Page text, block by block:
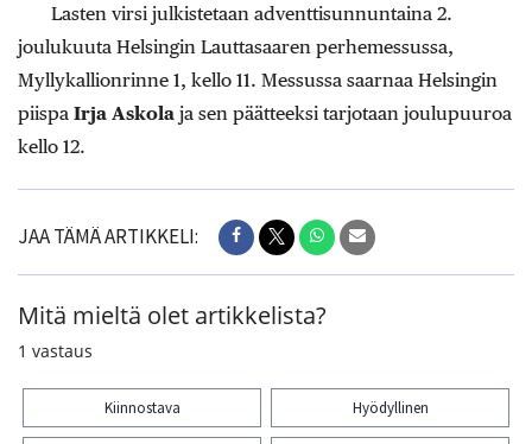
Lasten virsi julkistetaan adventtisunnuntaina 2.
joulukuuta Helsingin Lauttasaaren perhemessussa,
Myllykallionrinne 1, kello 11. Messussa saarnaa Helsingin
piispa Irja Askola ja sen päätteeksi tarjotaan joulupuuroa
kello 12.
JAA TÄMÄ ARTIKKELI:
Mitä mieltä olet artikkelista?
1 vastaus
Kiinnostava Hyödyllinen